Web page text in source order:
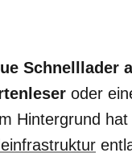
Schnelllader
oder
Hintergrund hat